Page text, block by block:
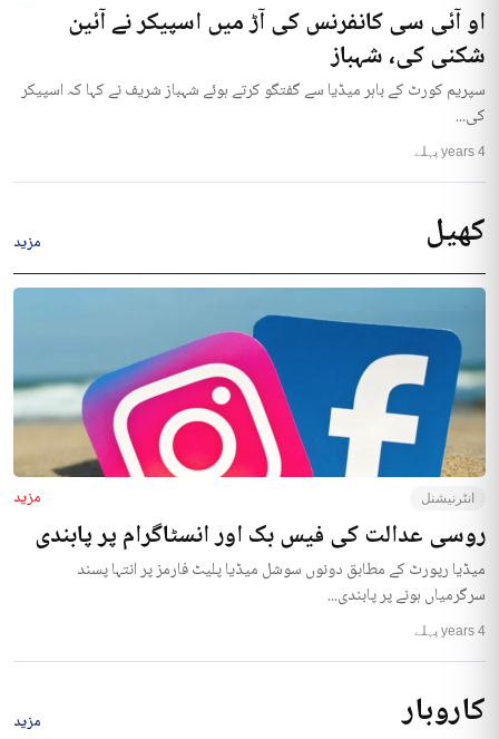
او آئی سی کانفرنس کی آڑ میں اسپیکر نے آئین
شکنی کی، شہباز
سپریم کورٹ کے باہر میڈیا سے گفتگو کرتے ہوئے شہباز شریف نے کہا کہ اسپیکر
کی...
4 years پہلے
کھیل مزید
انٹرنیشنل مزید
روسی عدالت کی فیس بک اور انسٹاگرام پر پابندی
میڈیا رپورٹ کے مطابق دونوں سوشل میڈیا پلیٹ فارمز پر انتہا پسند
سرگرمیاں ہونے پر پابندی...
4 years پہلے
کاروبار مزید